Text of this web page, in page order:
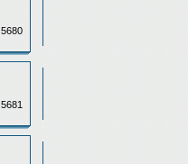
5680
5681